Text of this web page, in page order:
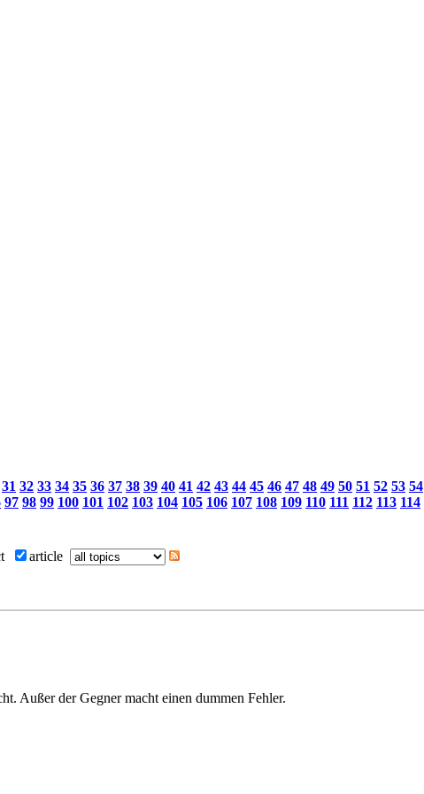
31 32 33 34 35 36 37 38 39 40 41 42 43 44 45 46 47 48 49 50 51 52 53 54
97 98 99 100 101 102 103 104 105 106 107 108 109 110 111 112 113 114
article
Außer der Gegner macht einen dummen Fehler.